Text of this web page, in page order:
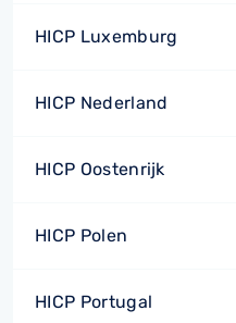
HICP Luxemburg
HICP Nederland
HICP Oostenrijk
HICP Polen
HICP Portugal